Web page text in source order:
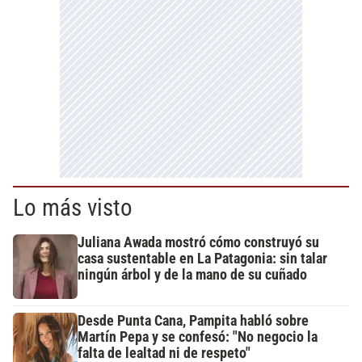
Lo más visto
Juliana Awada mostró cómo construyó su
casa sustentable en La Patagonia: sin talar
ningún árbol y de la mano de su cuñado
Desde Punta Cana, Pampita habló sobre
Martín Pepa y se confesó: "No negocio la
falta de lealtad ni de respeto"